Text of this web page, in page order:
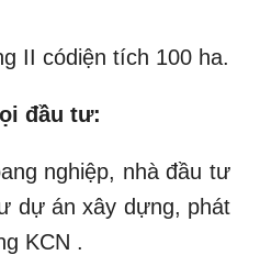
II códiện tích 100 ha.
đầu tư:
nghiệp, nhà đầu tư
dự án xây dựng, phát
KCN .